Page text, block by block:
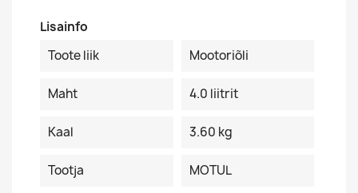
Lisainfo
Toote liik
Mootoriõli
Maht 4.0 liitrit
Kaal 3.60 kg
Tootja MOTUL